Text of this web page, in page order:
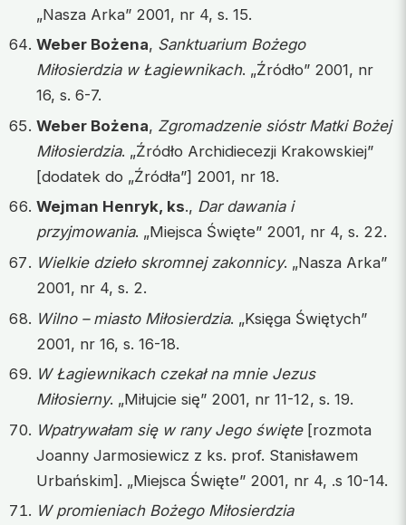
„Nasza Arka” 2001, nr 4, s. 15.
Weber Bożena, Sanktuarium Bożego
Miłosierdzia w Łagiewnikach. „Źródło” 2001, nr
16, s. 6-7.
Weber Bożena, Zgromadzenie sióstr Matki Bożej
Miłosierdzia. „Źródło Archidiecezji Krakowskiej”
[dodatek do „Źródła”] 2001, nr 18.
Wejman Henryk, ks., Dar dawania i
przyjmowania. „Miejsca Święte” 2001, nr 4, s. 22.
Wielkie dzieło skromnej zakonnicy. „Nasza Arka”
2001, nr 4, s. 2.
Wilno – miasto Miłosierdzia. „Księga Świętych”
2001, nr 16, s. 16-18.
W Łagiewnikach czekał na mnie Jezus
Miłosierny. „Miłujcie się” 2001, nr 11-12, s. 19.
Wpatrywałam się w rany Jego święte[rozmota
Joanny Jarmosiewicz z ks. prof. Stanisławem
Urbańskim]. „Miejsca Święte” 2001, nr 4, .s 10-14.
W promieniach Bożego Miłosierdzia